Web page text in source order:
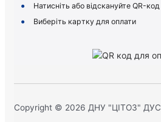
Натисніть або відскануйте QR-код
Виберіть картку для оплати
Copyright © 2026 ДНУ "ЦІТОЗ" ДУС